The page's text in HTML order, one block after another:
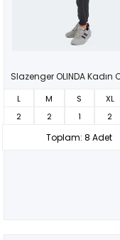
L M S XL
2
2 1 2
Toplam: 8 Adet